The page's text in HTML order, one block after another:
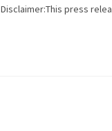
Disclaimer:This press